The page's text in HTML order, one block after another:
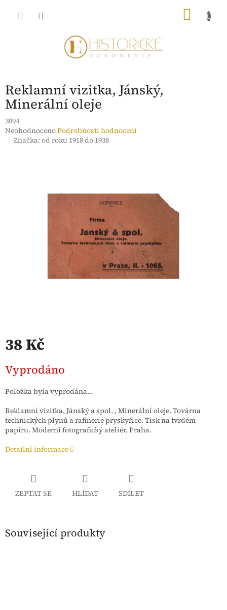
Reklamní vizitka, Jánský,
Minerální oleje
3094
Průměrné
hodnocení
NeohodnocenoPodrobnosti hodnocení
Značka:od roku 1918 do 1938
38 Kč
cena:
Vyprodáno
Položka byla vyprodána…
Reklamní vizitka, Jánský a spol. , Minerální oleje. Továrna
technických plynů a rafinerie pryskyřice. Tisk na tvrdém
papíru. Moderní fotografický ateliér, Praha.
Detailní informace
ZEPTAT SE HLÍDAT SDÍLET
Související produkty